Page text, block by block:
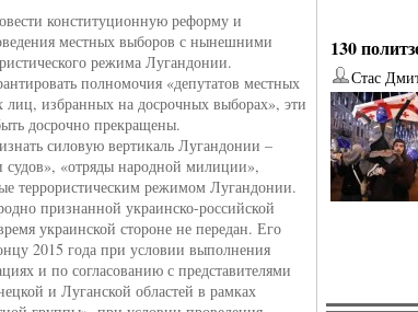
отНаталья Верхова от Ирина
конституционную реформу и
местных выборов с нынешними
режима Лугандонии.
полномочия «депутатов местных
лиц, избранных на досрочных выборах», эти
досрочно прекращены.
силовую вертикаль Лугандонии –
судов», «отряды народной милиции»,
террористическим режимом Лугандонии.
признанной украинско-российской
украинской стороне не передан. Его
2015 года при условии выполнения
и по согласованию с представителями
и Луганской областей в рамках
130
Стас